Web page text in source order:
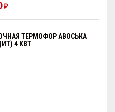
₽
ТЕРМОФОР АВОСЬКА
4 КВТ